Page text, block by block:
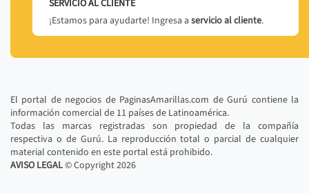
SERVICIO AL CLIENTE
¡Estamos para ayudarte! Ingresa a servicio al cliente.
El portal de negocios de PaginasAmarillas.com de Gurú contiene la
información comercial de 11 países de Latinoamérica.
Todas las marcas registradas son propiedad de la compañía
respectiva o de Gurú. La reproducción total o parcial de cualquier
material contenido en este portal está prohibido.
AVISO LEGAL© Copyright2026